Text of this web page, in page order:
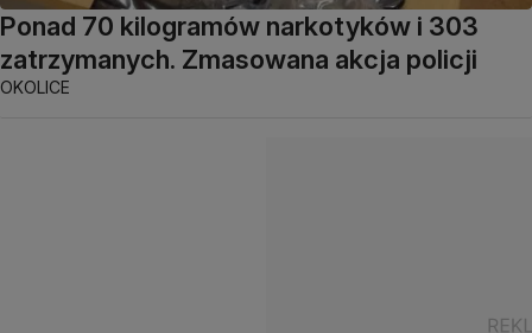
Ponad 70 kilogramów narkotyków i 303
zatrzymanych. Zmasowana akcja policji
OKOLICE